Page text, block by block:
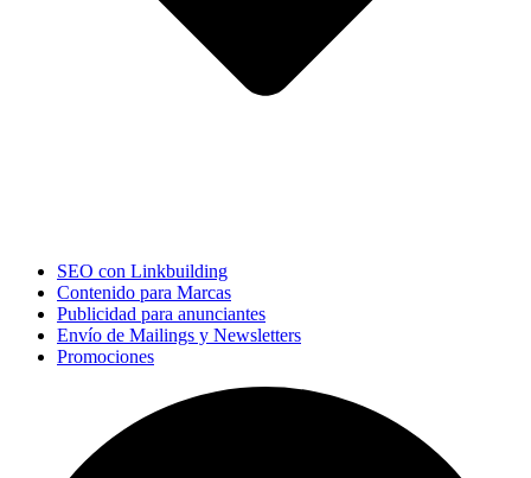
SEO con Linkbuilding
Contenido para Marcas
Publicidad para anunciantes
Envío de Mailings y Newsletters
Promociones